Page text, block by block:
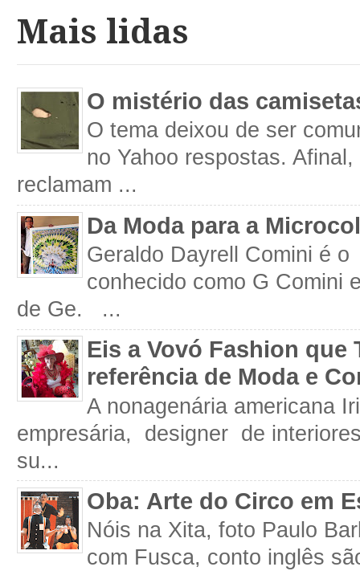
Mais lidas
O mistério das
O tema deixou de ser
no Yahoo respostas.
reclamam ...
Da Moda para a
Geraldo Dayrell Comini é
conhecido como G Comini
de Ge. ...
Eis a Vovó Fashion que
referência de Moda e
A nonagenária americana
empresária, designer de
su...
Oba: Arte do Circo em
Nóis na Xita, foto Paulo
com Fusca, conto inglês